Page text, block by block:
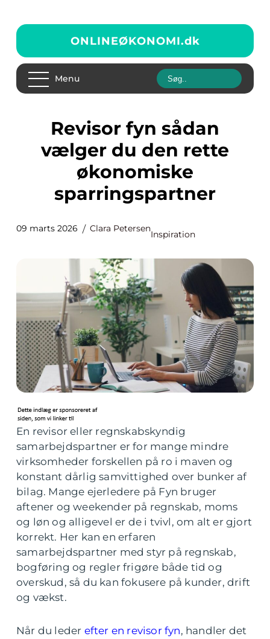
ONLINEØKONOMI.dk
Menu
Revisor fyn sådan
vælger du den rette
økonomiske
sparringspartner
09 marts 2026 Clara Petersen
Inspiration
En revisor eller regnskabskyndig
samarbejdspartner er for mange mindre
virksomheder forskellen på ro i maven og
konstant dårlig samvittighed over bunker af
bilag. Mange ejerledere på Fyn bruger
aftener og weekender på regnskab, moms
og løn og alligevel er de i tvivl, om alt er gjort
korrekt. Her kan en erfaren
samarbejdspartner med styr på regnskab,
bogføring og regler frigøre både tid og
overskud, så du kan fokusere på kunder, drift
og vækst.
Når du leder efter en revisor fyn, handler det